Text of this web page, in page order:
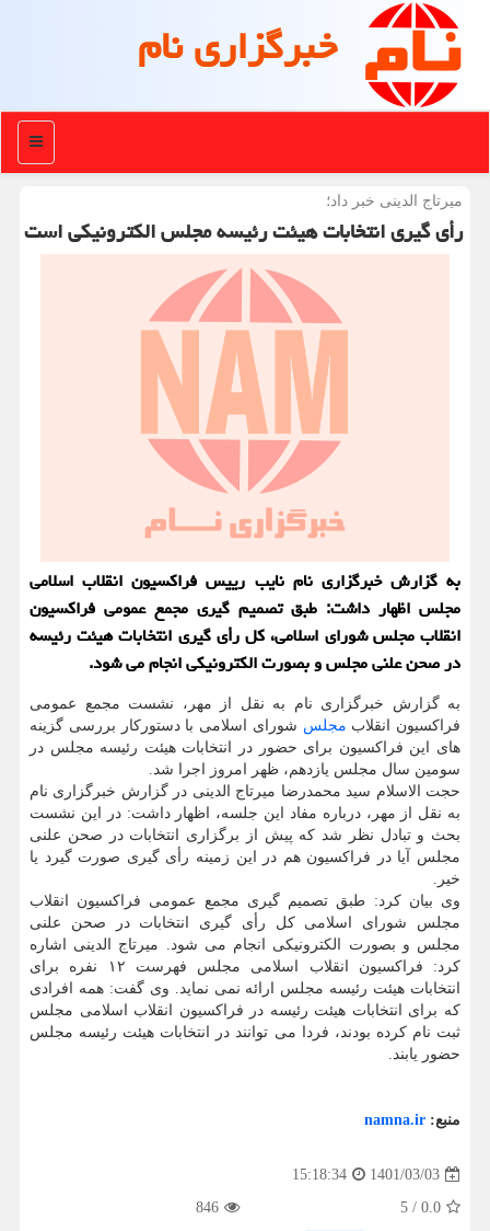
خبرگزاری نام
منو
میرتاج الدینی خبر داد؛
رأی گیری انتخابات هیئت رئیسه مجلس الکترونیکی است
به گزارش خبرگزاری نام نایب رییس فراکسیون انقلاب اسلامی
مجلس اظهار داشت: طبق تصمیم گیری مجمع عمومی فراکسیون
انقلاب مجلس شورای اسلامی، کل رأی گیری انتخابات هیئت رئیسه
در صحن علنی مجلس و بصورت الکترونیکی انجام می شود.
به گزارش خبرگزاری نام به نقل از مهر، نشست مجمع عمومی
فراکسیون انقلاب مجلس شورای اسلامی با دستورکار بررسی گزینه
های این فراکسیون برای حضور در انتخابات هیئت رئیسه مجلس در
سومین سال مجلس یازدهم، ظهر امروز اجرا شد.
حجت الاسلام سید محمدرضا میرتاج الدینی در گزارش خبرگزاری نام
به نقل از مهر، درباره مفاد این جلسه، اظهار داشت: در این نشست
بحث و تبادل نظر شد که پیش از برگزاری انتخابات در صحن علنی
مجلس آیا در فراکسیون هم در این زمینه رأی گیری صورت گیرد یا
خیر.
وی بیان کرد: طبق تصمیم گیری مجمع عمومی فراکسیون انقلاب
مجلس شورای اسلامی کل رأی گیری انتخابات در صحن علنی
مجلس و بصورت الکترونیکی انجام می شود. میرتاج الدینی اشاره
کرد: فراکسیون انقلاب اسلامی مجلس فهرست ۱۲ نفره برای
انتخابات هیئت رئیسه مجلس ارائه نمی نماید. وی گفت: همه افرادی
که برای انتخابات هیئت رئیسه در فراکسیون انقلاب اسلامی مجلس
ثبت نام کرده بودند، فردا می توانند در انتخابات هیئت رئیسه مجلس
حضور یابند.
منبع: namna.ir
1401/03/03
15:18:34
0.0
/
5
846